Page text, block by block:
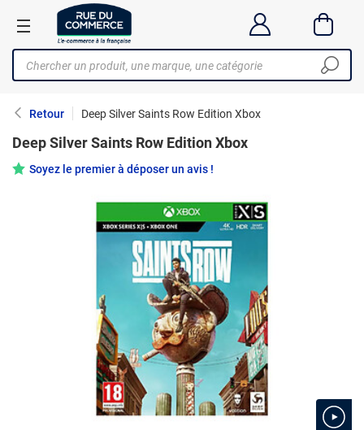
Retour Deep Silver Saints Row Edition Xbox
Deep Silver Saints Row Edition Xbox
Soyez le premier à déposer un avis !